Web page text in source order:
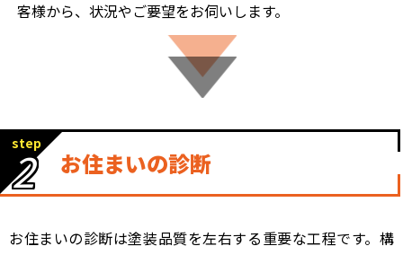
客様から、状況やご要望をお伺いします。
step
2 お住まいの診断
お住まいの診断は塗装品質を左右する重要な工程です。構